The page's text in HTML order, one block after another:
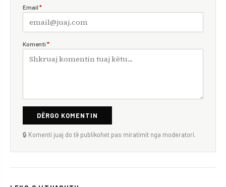
Email *
Komenti *
DËRGO KOMENTIN
🔒 Komenti juaj do të publikohet pas miratimit nga moderatori.